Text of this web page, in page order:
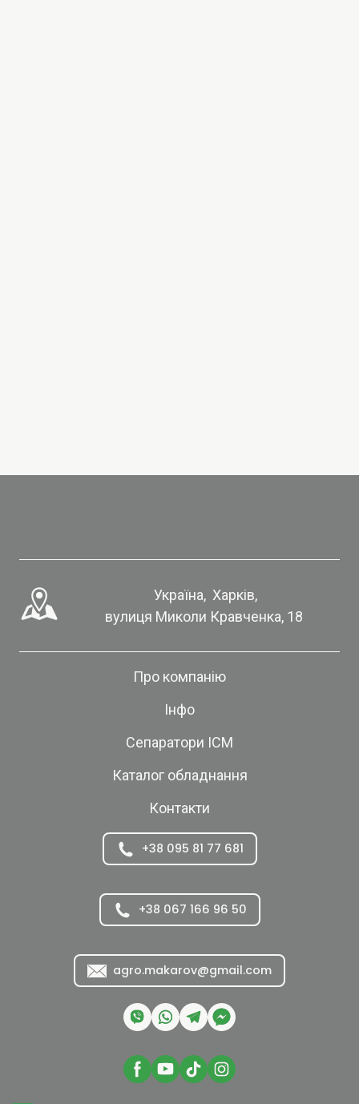
Україна,  Харків,
вулиця Миколи Кравченка, 18
Про компанію
Інфо
Сепаратори ІСМ
Каталог обладнання
Контакти
+38 095 81 77 681
+38 067 166 96 50
agro.makarov@gmail.com